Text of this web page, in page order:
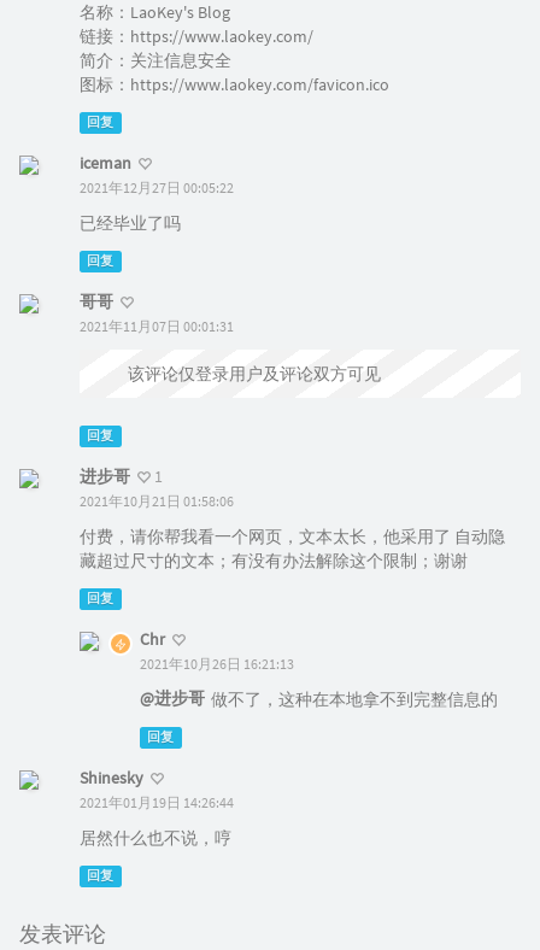
名称：LaoKey's Blog
链接：https://www.laokey.com/
简介：关注信息安全
图标：https://www.laokey.com/favicon.ico
回复
iceman
2021年12月27日 00:05:22
已经毕业了吗
回复
哥哥
2021年11月07日 00:01:31
该评论仅登录用户及评论双方可见
回复
进步哥 1
2021年10月21日 01:58:06
付费，请你帮我看一个网页，文本太长，他采用了 自动隐
藏超过尺寸的文本；有没有办法解除这个限制；谢谢
回复
Chr
2021年10月26日 16:21:13
@进步哥 做不了，这种在本地拿不到完整信息的
回复
Shinesky
2021年01月19日 14:26:44
居然什么也不说，哼
回复
发表评论